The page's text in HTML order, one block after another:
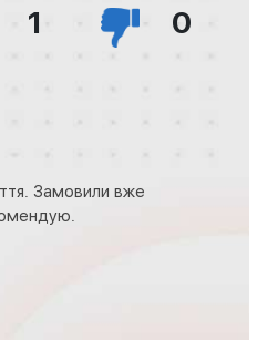
1 0
Замовили вже